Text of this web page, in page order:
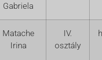
Gabriela
Matache
Irina
IV.
osztály